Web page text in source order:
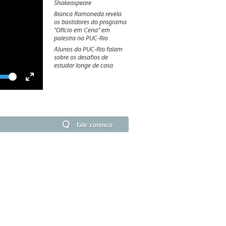
Shakeaspeare
Bianca Ramoneda revela
os bastidores do programa
"Ofício em Cena" em
palestra na PUC-Rio
Alunos da PUC-Rio falam
sobre os desafios de
estudar longe de casa
fale conosco